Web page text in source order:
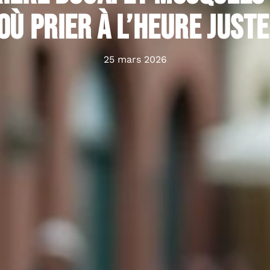
prier à l’heure
25 mars 2026